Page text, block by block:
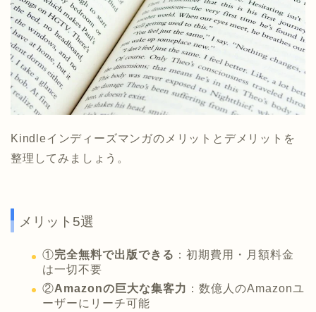
Kindleインディーズマンガのメリットとデメリットを
整理してみましょう。
メリット5選
①完全無料で出版できる ：初期費用・月額料金
は一切不要
②Amazonの巨大な集客力 ：数億人のAmazonユ
ーザーにリーチ可能